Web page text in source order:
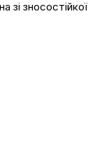
зі зносостійкої
добірку